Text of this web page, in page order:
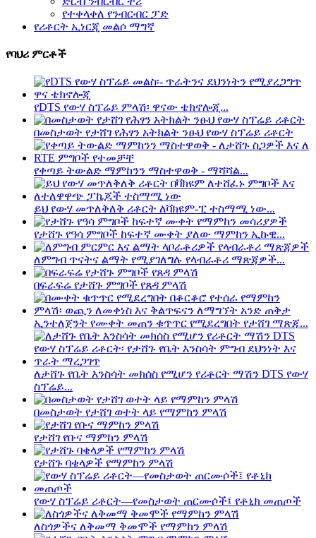
የተቀላቀለ የንብርብር ፓድ
የሪቶርት ኢነርጂ መልሶ ማግኛ
የባህሪ ምርቶች
የDTS የውሃ ስፕሬይ ምላሽ፡ ዋናው ቴክኖሎጂ...
በመስታወት የታሸገ የሕፃን አትክልት ንፁህ የውሃ ስፕሬይ ሪቶርት
የቀጣይ ትውልድ ማምከንን ማስተዋወቅ - ማሻሻል...
ይህ የውሃ መጥለቅለቅ ሪቶርት ለቫክዩም-ፒ ተስማሚ ነው...
የታሸጉ የዓሳ ምግቦች ከፍተኛ ሙቀት ያለው ማምከን ኢኩዊ...
ለምግብ ጥናትና ልማት የሚያገለግሉ የላብራቶሪ ማጽጃዎች...
በፍራፍሬ የታሸጉ ምግቦች የጸዳ ምላሽ
ኢንተለጀንት የሙቀት መጠን ቁጥጥር የሚደረግበት የታሸገ ማጽጃ...
ለታሸጉ የቤት እንስሳት መክሰስ የሚሆን የሪቶርት ማሽን DTS የውሃ
ስፕሬይ...
በመስታወት የታሸገ ወተት ላይ የማምከን ምላሽ
የታሸገ የቡና ማምከን ምላሽ
የታሸጉ ባቄላዎች የማምከን ምላሽ
የውሃ ስፕሬይ ሪቶርት—የመስታወት ጠርሙሶች፤ የቶኒክ መጠጦች
ለስጎዎችና ለቅመማ ቅመሞች የማምከን ምላሽ